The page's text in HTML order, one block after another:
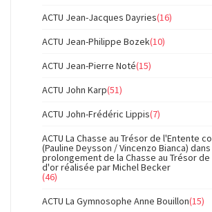
ACTU Jean-Jacques Dayries(16)
ACTU Jean-Philippe Bozek(10)
ACTU Jean-Pierre Noté(15)
ACTU John Karp(51)
ACTU John-Frédéric Lippis(7)
ACTU La Chasse au Trésor de l'Entente
(Pauline Deysson / Vincenzo Bianca)
prolongement de la Chasse au Trésor
d'or réalisée par Michel Becker
(46)
ACTU La Gymnosophe Anne Bouillon(15)